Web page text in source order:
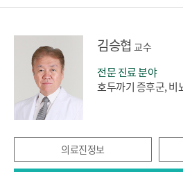
김승협 교수
전문 진료 분야
호두까기 증후군, 비
의료진정보